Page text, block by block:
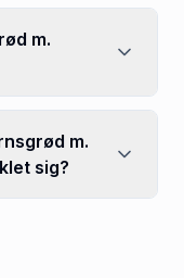
m.
m.
sig?